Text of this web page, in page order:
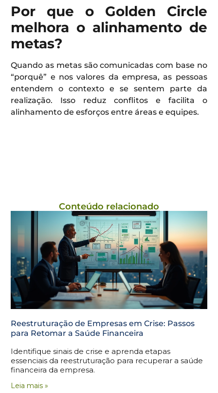
Por que o Golden Circle
melhora o alinhamento de
metas?
Quando as metas são comunicadas com base no
“porquê” e nos valores da empresa, as pessoas
entendem o contexto e se sentem parte da
realização. Isso reduz conflitos e facilita o
alinhamento de esforços entre áreas e equipes.
Conteúdo relacionado
Reestruturação de Empresas em Crise: Passos
para Retomar a Saúde Financeira
Identifique sinais de crise e aprenda etapas
essenciais da reestruturação para recuperar a saúde
financeira da empresa.
Leia mais »